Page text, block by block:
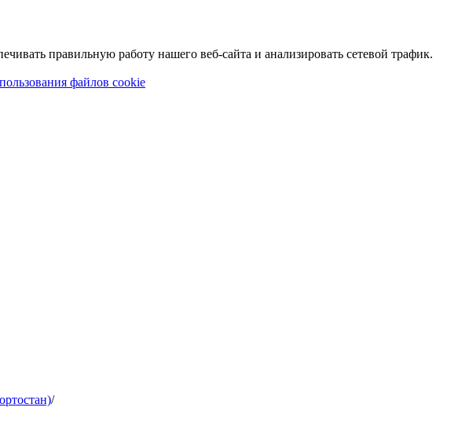
правильную работу нашего веб-сайта и анализировать сетевой трафик.
файлов cookie
/